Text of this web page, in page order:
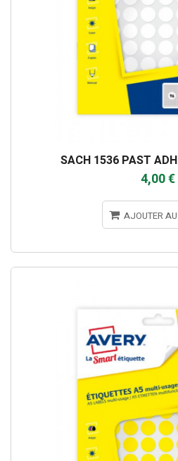
SACH 1536 PAST
4,00 €
AJOUTER